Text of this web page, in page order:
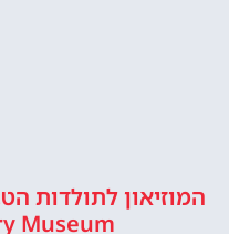
Museum